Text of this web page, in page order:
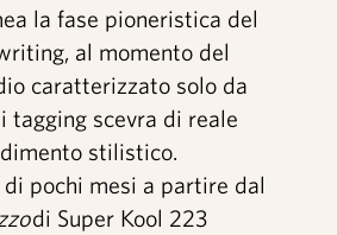
la fase pioneristica del
al momento del
caratterizzato solo da
tagging scevra di reale
stilistico.
di pochi mesi a partire dal
di Super Kool 223